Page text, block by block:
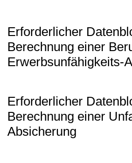
Erforderlicher
Berechnung einer
Erwerbsunfähigkeits-
Erforderlicher
Berechnung einer
Absicherung